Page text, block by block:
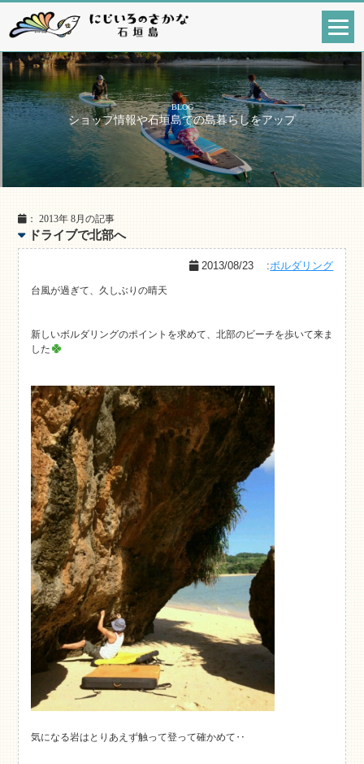
BLOG
ショップ情報や石垣島での島暮らしをアップ
： 2013年 8月の記事
ドライブで北部へ
2013/08/23 :ボルダリング
台風が過ぎて、久しぶりの晴天
新しいボルダリングのポイントを求めて、北部のビーチを歩いて来ま
した
気になる岩はとりあえず触って登って確かめて‥